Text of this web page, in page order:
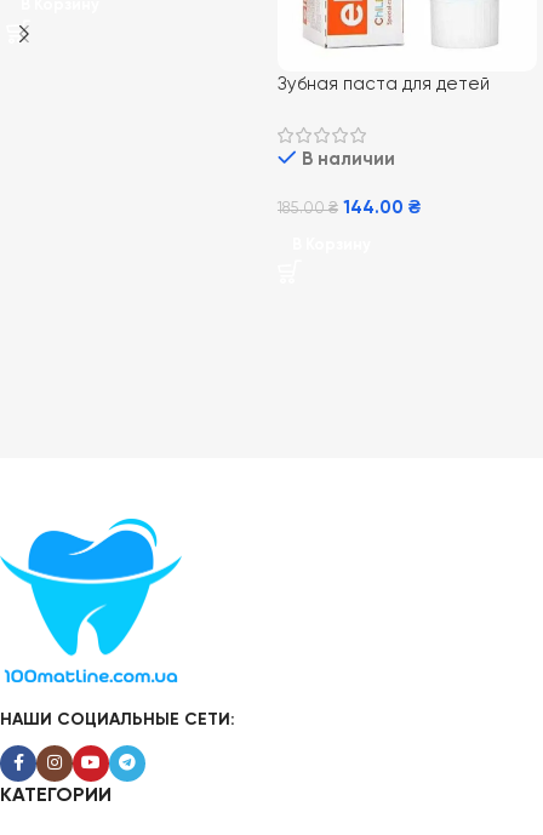
Зубная паста для детей
В наличии
185.00₴ 144.00 ₴
НАШИ СОЦИАЛЬНЫЕ СЕТИ:
КАТЕГОРИИ